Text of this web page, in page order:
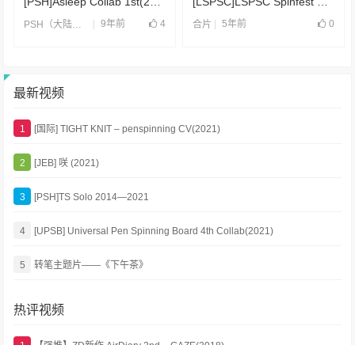
PSH（大陆） 合片9年前 4 合片 5年前 0
最新视频
1 [国际] TIGHT KNIT – penspinning CV(2021)
2 [JEB] 咲 (2021)
3 [PSH]TS Solo 2014—2021
4 [UPSB] Universal Pen Spinning Board 4th Collab(2021)
5 转笔主题片——《下午茶》
热评视频